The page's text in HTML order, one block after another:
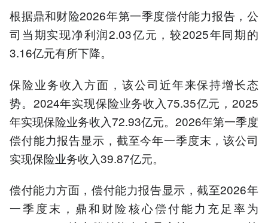
根据鼎和财险2026年第一季度偿付能力报告，公
司当期实现净利润2.03亿元，较2025年同期的
3.16亿元有所下降。
保险业务收入方面，该公司近年来保持增长态
势。2024年实现保险业务收入75.35亿元，2025
年实现保险业务收入72.93亿元。2026年第一季度
偿付能力报告显示，截至今年一季度末，该公司
实现保险业务收入39.87亿元。
偿付能力方面，偿付能力报告显示，截至2026年
一季度末，鼎和财险核心偿付能力充足率为